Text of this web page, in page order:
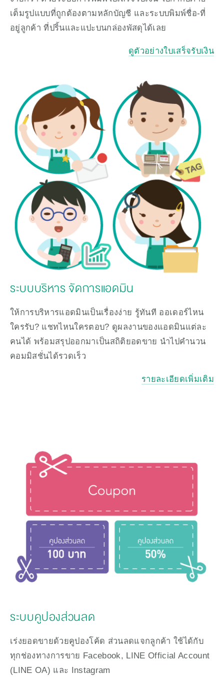
เต็มรูปแบบที่ถูกต้องตามหลักบัญชี และระบบพิมพ์ชื่อ-ที่
อยู่ลูกค้า ที่ปริ้นและแปะบนกล่องพัสดุได้เลย
ดูตัวอย่างใบเสร็จรับเงิน
ระบบบริหาร จัดการแอดมิน
ให้การบริหารแอดมินเป็นเรื่องง่าย รู้ทันที ออเดอร์ไหน
ใครรับ? แชทไหนใครตอบ? ดูผลงานของแอดมินแต่ละ
คนได้ พร้อมสรุปออกมาเป็นสถิติยอดขาย นำไปคำนวน
คอมมิสชั่นได้รวดเร็ว
รายละเอียดเพิ่มเติม
ระบบคูปองส่วนลด
เร่งยอดขายด้วยคูปองโค้ด ส่วนลดแจกลูกค้า ใช้ได้กับ
ทุกช่องทางการขาย Facebook, LINE Official Account
(LINE OA) และ Instagram